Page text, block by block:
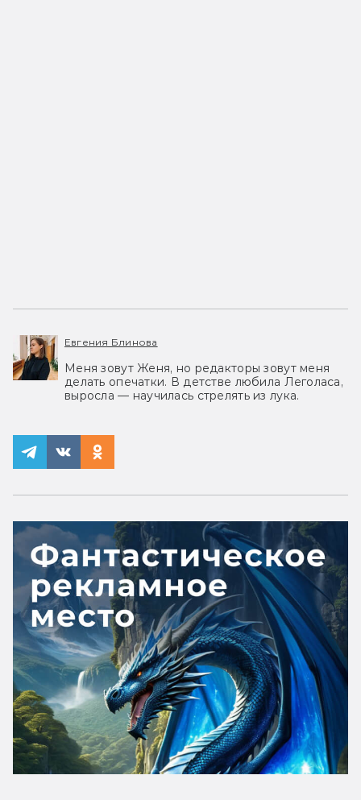
Евгения Блинова
Меня зовут Женя, но редакторы зовут меня
делать опечатки. В детстве любила Леголаса,
выросла — научилась стрелять из лука.